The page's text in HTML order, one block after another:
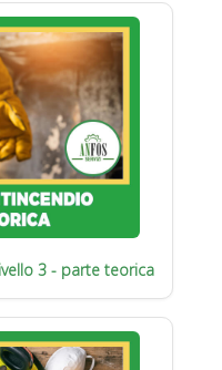
3 - parte teorica